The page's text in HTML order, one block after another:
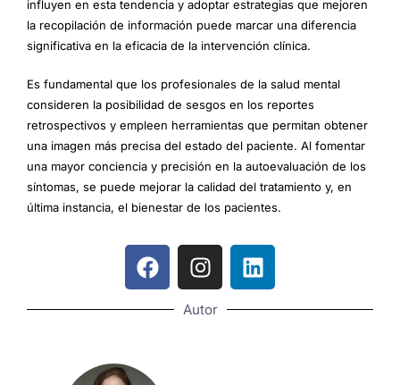
influyen en esta tendencia y adoptar estrategias que mejoren
la recopilación de información puede marcar una diferencia
significativa en la eficacia de la intervención clínica.
Es fundamental que los profesionales de la salud mental
consideren la posibilidad de sesgos en los reportes
retrospectivos y empleen herramientas que permitan obtener
una imagen más precisa del estado del paciente. Al fomentar
una mayor conciencia y precisión en la autoevaluación de los
síntomas, se puede mejorar la calidad del tratamiento y, en
última instancia, el bienestar de los pacientes.
Autor